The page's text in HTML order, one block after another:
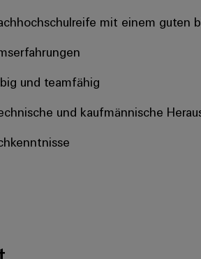
mit einem guten
und teamfähig
und kaufmännische